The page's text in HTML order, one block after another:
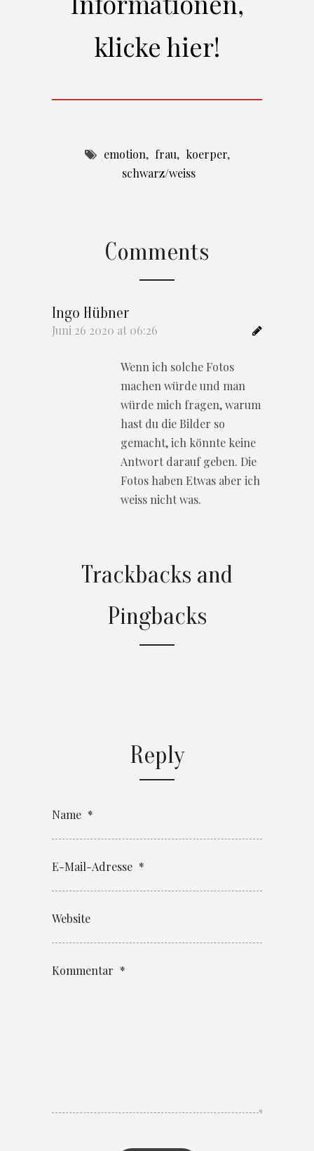
klicke hier!
emotion, frau, koerper,
schwarz/weiss
Comments
Ingo Hübner
Juni 26 2020 at 06:26
Wenn ich solche Fotos
machen würde und man
würde mich fragen, warum
hast du die Bilder so
gemacht, ich könnte keine
Antwort darauf geben. Die
Fotos haben Etwas aber ich
weiss nicht was.
Trackbacks and
Pingbacks
Reply
Name *
E-Mail-Adresse *
Website
Kommentar *